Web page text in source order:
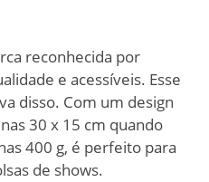
reconhecida por
e acessíveis. Esse
disso. Com um design
30 x 15 cm quando
400 g, é perfeito para
de shows.